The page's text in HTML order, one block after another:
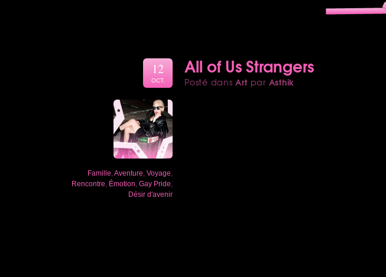
All of Us Strangers
Posté dansArt par Asthik
12
OCT.
Famille Aventure Voyage
Rencontre Émotion Gay Pride
Désir d'avenir